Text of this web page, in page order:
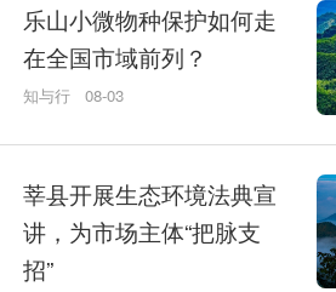
乐山小微物种保护如何走
在全国市域前列？
知与行 08-03
莘县开展生态环境法典宣
讲，为市场主体“把脉支
招”